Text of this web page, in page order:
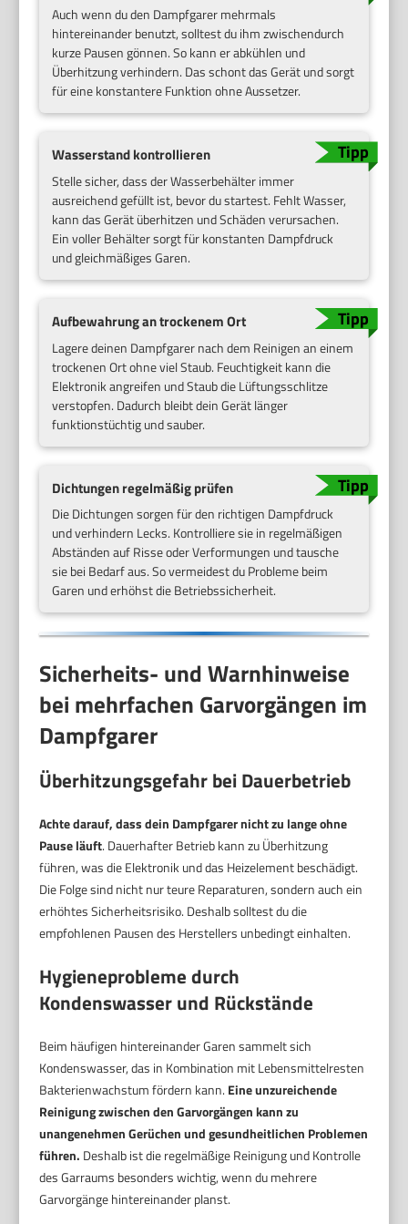
Auch wenn du den Dampfgarer mehrmals
hintereinander benutzt, solltest du ihm zwischendurch
kurze Pausen gönnen. So kann er abkühlen und
Überhitzung verhindern. Das schont das Gerät und sorgt
für eine konstantere Funktion ohne Aussetzer.
Wasserstand kontrollieren
Stelle sicher, dass der Wasserbehälter immer
ausreichend gefüllt ist, bevor du startest. Fehlt Wasser,
kann das Gerät überhitzen und Schäden verursachen.
Ein voller Behälter sorgt für konstanten Dampfdruck
und gleichmäßiges Garen.
Aufbewahrung an trockenem Ort
Lagere deinen Dampfgarer nach dem Reinigen an einem
trockenen Ort ohne viel Staub. Feuchtigkeit kann die
Elektronik angreifen und Staub die Lüftungsschlitze
verstopfen. Dadurch bleibt dein Gerät länger
funktionstüchtig und sauber.
Dichtungen regelmäßig prüfen
Die Dichtungen sorgen für den richtigen Dampfdruck
und verhindern Lecks. Kontrolliere sie in regelmäßigen
Abständen auf Risse oder Verformungen und tausche
sie bei Bedarf aus. So vermeidest du Probleme beim
Garen und erhöhst die Betriebssicherheit.
Sicherheits- und Warnhinweise
bei mehrfachen Garvorgängen im
Dampfgarer
Überhitzungsgefahr bei Dauerbetrieb
Achte darauf, dass dein Dampfgarer nicht zu lange ohne
Pause läuft. Dauerhafter Betrieb kann zu Überhitzung
führen, was die Elektronik und das Heizelement beschädigt.
Die Folge sind nicht nur teure Reparaturen, sondern auch ein
erhöhtes Sicherheitsrisiko. Deshalb solltest du die
empfohlenen Pausen des Herstellers unbedingt einhalten.
Hygieneprobleme durch
Kondenswasser und Rückstände
Beim häufigen hintereinander Garen sammelt sich
Kondenswasser, das in Kombination mit Lebensmittelresten
Bakterienwachstum fördern kann. Eine unzureichende
Reinigung zwischen den Garvorgängen kann zu
unangenehmen Gerüchen und gesundheitlichen Problemen
führen. Deshalb ist die regelmäßige Reinigung und Kontrolle
des Garraums besonders wichtig, wenn du mehrere
Garvorgänge hintereinander planst.